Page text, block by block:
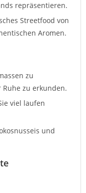
repräsentieren.
Streetfood von
Aromen.
zu
zu erkunden.
viel laufen
und